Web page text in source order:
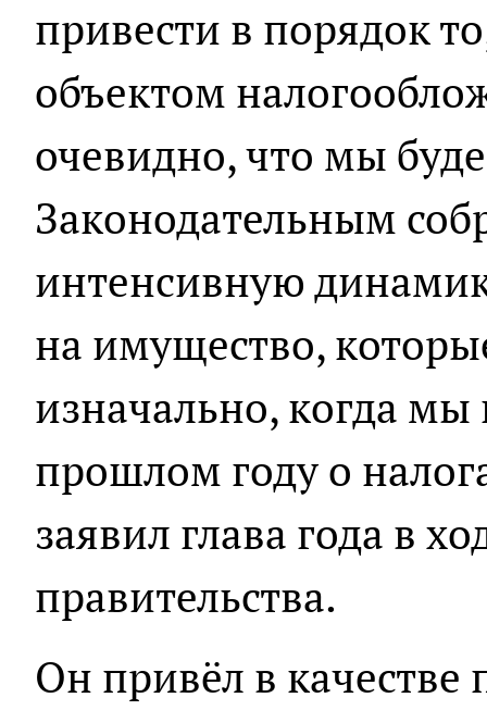
привести в порядок
объектом
очевидно, что мы
Законодательным
интенсивную
на имущество,
изначально, когда
прошлом году о
заявил глава года в
правительства.
Он привёл в качестве